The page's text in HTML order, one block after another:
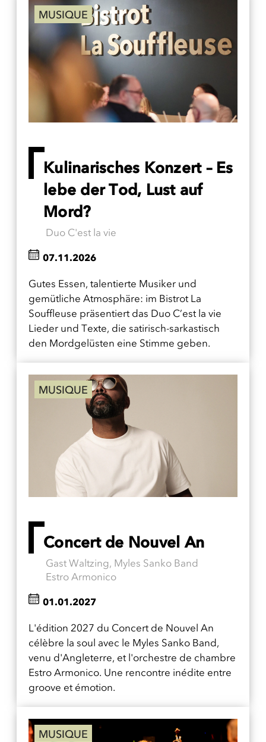
MUSIQUE
Kulinarisches Konzert – Es
lebe der Tod, Lust auf
Mord?
Duo C'est la vie
Gutes Essen, talentierte Musiker und
gemütliche Atmosphäre: im Bistrot La
Souffleuse präsentiert das Duo C’est la vie
Lieder und Texte, die satirisch-sarkastisch
den Mordgelüsten eine Stimme geben.
07.11.2026
MUSIQUE
Concert de Nouvel An
Gast Waltzing, Myles Sanko Band
Estro Armonico
L'édition 2027 du Concert de Nouvel An
célèbre la soul avec le Myles Sanko Band,
venu d'Angleterre, et l'orchestre de chambre
Estro Armonico. Une rencontre inédite entre
groove et émotion.
01.01.2027
MUSIQUE